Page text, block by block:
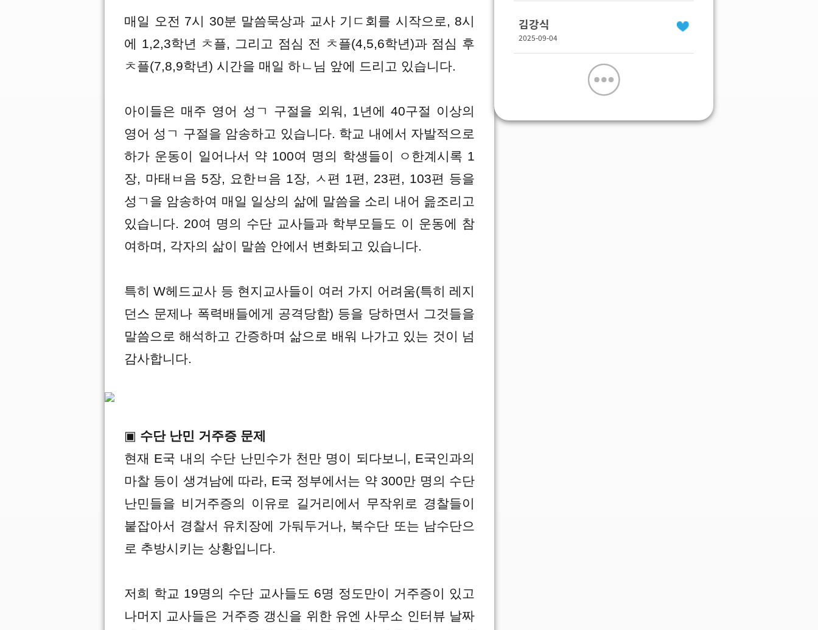
매일 오전 7시 30분 말씀묵상과 교사 기ㄷ회를 시작으로, 8시
에 1,2,3학년 ㅊ플, 그리고 점심 전 ㅊ플(4,5,6학년)과 점심 후
ㅊ플(7,8,9학년) 시간을 매일 하ㄴ님 앞에 드리고 있습니다.
아이들은 매주 영어 성ㄱ 구절을 외워, 1년에 40구절 이상의
영어 성ㄱ 구절을 암송하고 있습니다. 학교 내에서 자발적으로
하가 운동이 일어나서 약 100여 명의 학생들이 ㅇ한계시록 1
장, 마태ㅂ음 5장, 요한ㅂ음 1장, ㅅ편 1편, 23편, 103편 등을
성ㄱ을 암송하여 매일 일상의 삶에 말씀을 소리 내어 읊조리고
있습니다. 20여 명의 수단 교사들과 학부모들도 이 운동에 참
여하며, 각자의 삶이 말씀 안에서 변화되고 있습니다.
특히 W헤드교사 등 현지교사들이 여러 가지 어려움(특히 레지
던스 문제나 폭력배들에게 공격당함) 등을 당하면서 그것들을
말씀으로 해석하고 간증하며 삶으로 배워 나가고 있는 것이 넘
감사합니다.
▣ 수단 난민 거주증 문제
현재 E국 내의 수단 난민수가 천만 명이 되다보니, E국인과의
마찰 등이 생겨남에 따라, E국 정부에서는 약 300만 명의 수단
난민들을 비거주증의 이유로 길거리에서 무작위로 경찰들이
붙잡아서 경찰서 유치장에 가둬두거나, 북수단 또는 남수단으
로 추방시키는 상황입니다.
저희 학교 19명의 수단 교사들도 6명 정도만이 거주증이 있고
나머지 교사들은 거주증 갱신을 위한 유엔 사무소 인터뷰 날짜
김강식
2025-09-04